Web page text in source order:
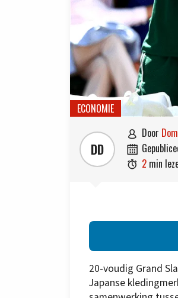
ECONOMIE
DD
 door

 2 min
20-voudig Grand
Japanse